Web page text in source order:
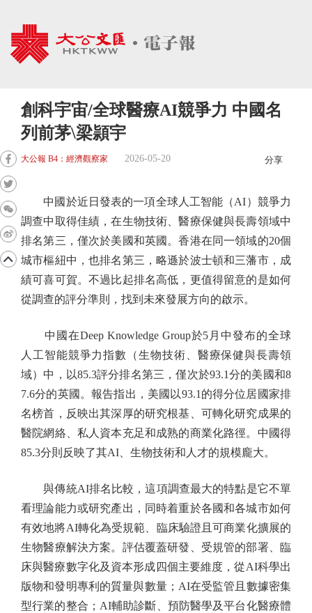
創科宇宙/全球醫療AI競爭力 中國名
列前茅\梁頴宇
大公報 B4：經濟觀察家 2026-05-20 分享
中國於近日發表的一項全球人工智能（AI）競爭力
調查中取得佳績，在生物技術、醫療保健與長壽領域中
排名第三，僅次於美國和英國。香港在同一領域的20個
城市樞紐中，也排名第三，略遜於波士頓和三藩市，成
績可喜可賀。不過比起排名高低，更值得留意的是如何
從調查的評分準則，找到未來發展方向的啟示。
中國在Deep Knowledge Group於5月中發布的全球
人工智能競爭力指數（生物技術、醫療保健與長壽領
域）中，以85.3評分排名第三，僅次於93.1分的美國和8
7.6分的英國。報告指出，美國以93.1的得分位居國家排
名榜首，反映出其深厚的研究根基、可轉化研究成果的
醫院網絡、私人資本充足和成熟的商業化路徑。中國得
85.3分則反映了其AI、生物技術和人才的規模龐大。
與傳統AI排名比較，這項調查最大的特點是它不單
看理論能力或研究產出，同時着重於各國和各城市如何
有效地將AI轉化為受規範、臨床驗證且可商業化擴展的
生物醫療解決方案。評估覆蓋研發、受規管的部署、臨
床與醫療數字化及資本形成四個主要維度，從AI科學出
版物和發明專利的質量與數量；AI在受監管且數據密集
型行業的整合；AI輔助診斷、預防醫學及平台化醫療體